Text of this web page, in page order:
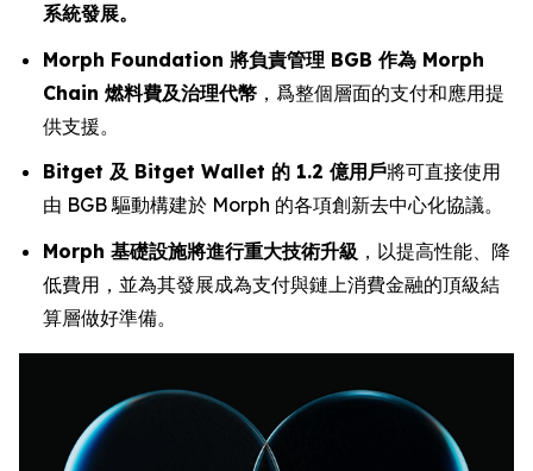
系統發展。
Morph Foundation 將負責管理 BGB 作為 Morph
Chain 燃料費及治理代幣 ，爲整個層面的支付和應用提
供支援。
Bitget 及 Bitget Wallet 的 1.2 億用戶將可直接使用
由 BGB 驅動構建於 Morph 的各項創新去中心化協議。
Morph 基礎設施將進行重大技術升級 ，以提高性能、降
低費用，並為其發展成為支付與鏈上消費金融的頂級結
算層做好準備。